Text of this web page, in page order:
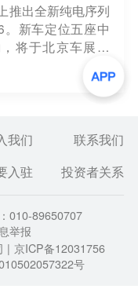
推出全新纯电序列
新车定位五座中
将于北京车展亮
我们
联系我们
入驻 投资者关系
010-89650707
举报
| 京ICP备12031756
号